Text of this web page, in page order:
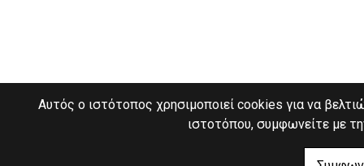
Αυτός ο ιστότοπος χρησιμοποιεί cookies για να
ιστοτόπου, συμφωνείτε με